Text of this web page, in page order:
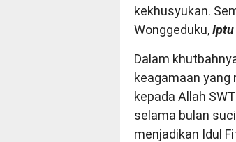
kekhusyukan.
Wonggeduku,Iptu
Dalam
keagamaan
kepada Allah
selama bulan
menjadikan Idul